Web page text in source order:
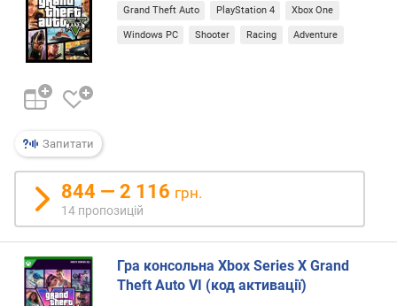
а
в
а
н
н
я
з
а
к
і
і
с
Запитати
Grand Theft Auto PlayStation 4 Xbox One
Windows PC Shooter Racing Adventure
844 — 2 116 грн.
14 пропозицій
Гра консольна Xbox Series X Grand
Theft Auto VI (код активації)